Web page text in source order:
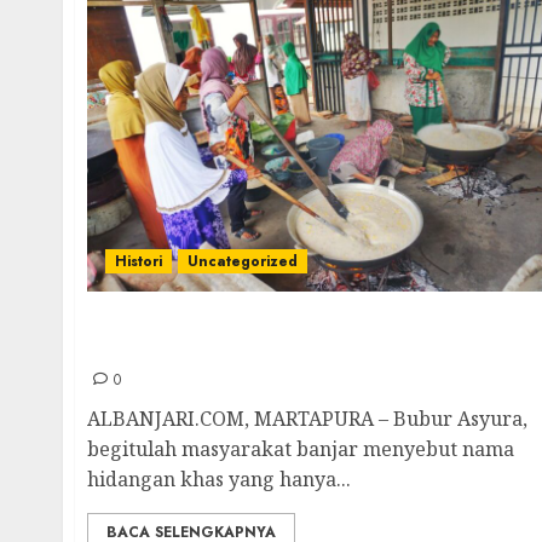
Histori Uncategorized
0
ALBANJARI.COM, MARTAPURA – Bubur Asyura,
begitulah masyarakat banjar menyebut nama
hidangan khas yang hanya...
BACA SELENGKAPNYA